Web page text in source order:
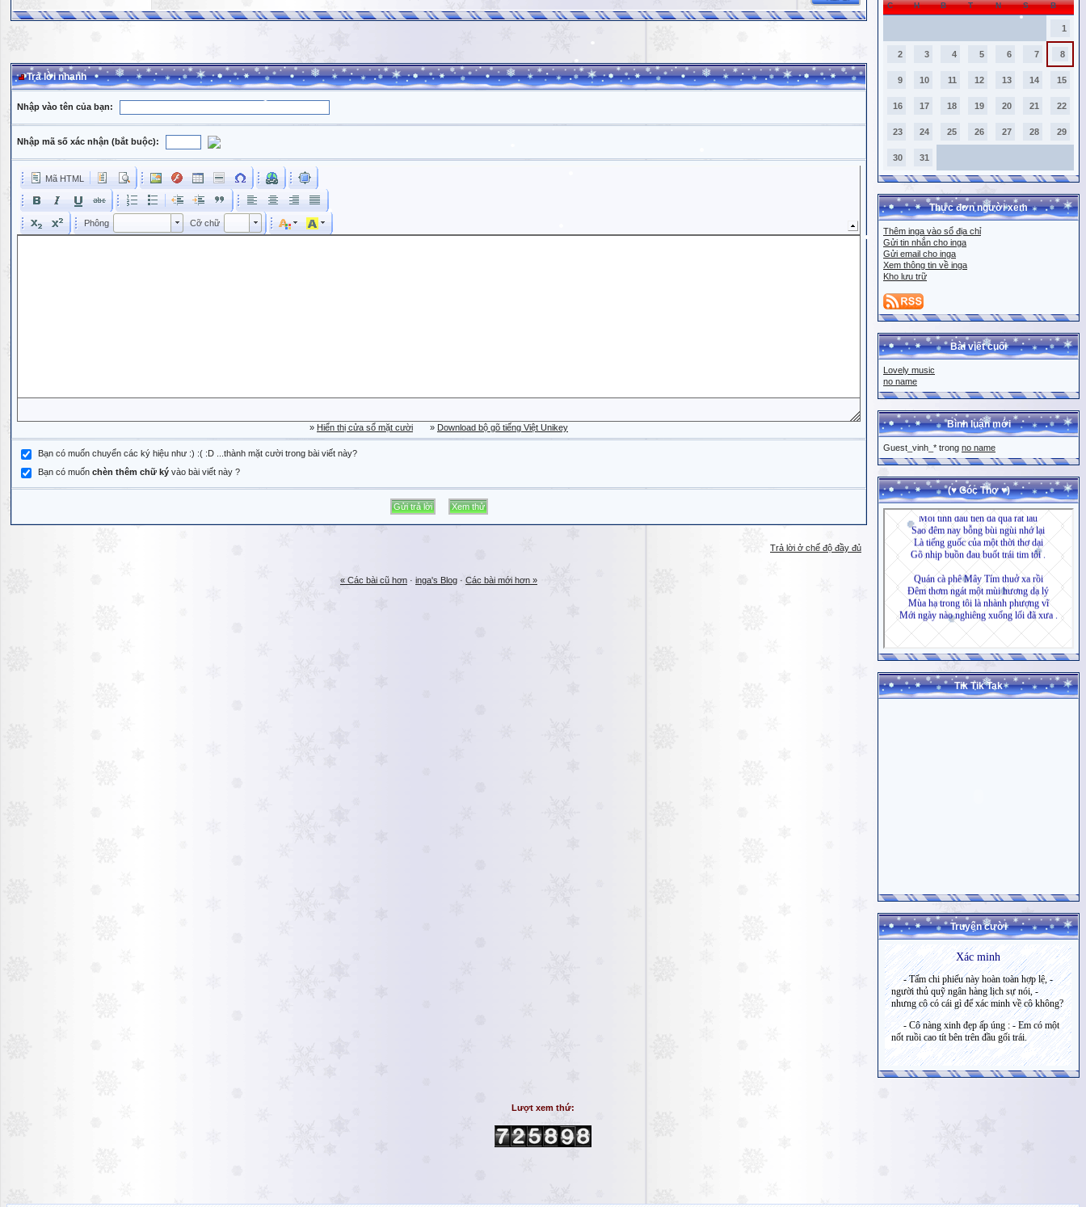
Trả lời nhanh
Nhập vào tên của bạn:
Nhập mã số xác nhận (bắt buộc):
Mã HTML
Phông Cỡ chữ Kích cỡ phông
» Hiển thị cửa sổ mặt cười » Download bộ gõ tiếng Việt Unikey
Bạn có muốn chuyển các ký hiệu như :) :( :D ...thành mặt cười trong bài viết này?
Bạn có muốn chèn thêm chữ ký vào bài viết này ?
Trả lời ở chế độ đầy đủ
« Các bài cũ hơn · inga's Blog · Các bài mới hơn »
C H B T N S B
1
2 3 4 5 6 7 8
9 10 11 12 13 14 15
16 17 18 19 20 21 22
23 24 25 26 27 28 29
30 31
Thực đơn người xem
Thêm inga vào sổ địa chỉ
Gửi tin nhắn cho inga
Gửi email cho inga
Xem thông tin về inga
Kho lưu trữ
Bài viết cuối
Lovely music
no name
Bình luận mới
Guest_vinh_* trong no name
(♥ Góc Thơ ♥)
Tik Tik Tak
Truyện cười
Lượt xem thứ: